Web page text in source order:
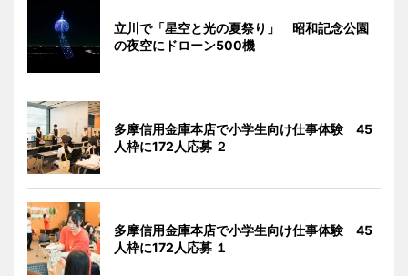
立川で「星空と光の夏祭り」 昭和記念公園
の夜空にドローン500機
多摩信用金庫本店で小学生向け仕事体験 45
人枠に172人応募 ２
多摩信用金庫本店で小学生向け仕事体験 45
人枠に172人応募 １